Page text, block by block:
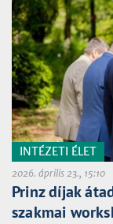
INTÉZETI ÉLET
2026. április 23., 15:10
Prinz díjak
szakmai